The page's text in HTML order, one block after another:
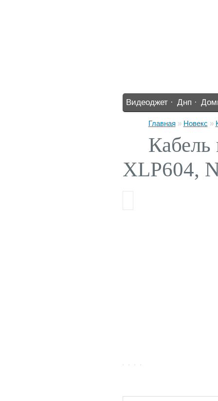
Видеоджет · Днп ·
Главная » Новекс »
XLP604,